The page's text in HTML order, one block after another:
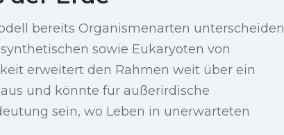
bereits Organismenarten unterscheiden
sowie Eukaryoten von
erweitert den Rahmen weit über ein
und könnte für außerirdische
sein, wo Leben in unerwarteten